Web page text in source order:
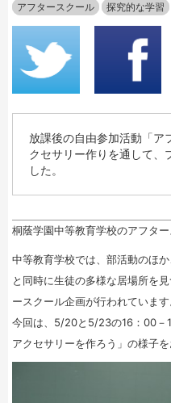
アフタースクール 探究的な学習
放課後の自由参加活動「ア
クセサリー作りを通して、
した。
桐蔭学園中等教育学校のアフタ
中等教育学校では、部活動のほ
と同時に生徒の多様な居場所を
ースクール企画が行われています
今回は、5/20と5/23の16：00－
アクセサリーを作ろう」の様子を